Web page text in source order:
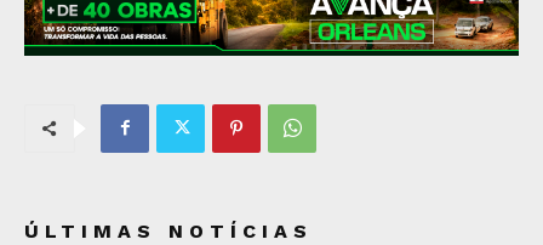
ÚLTIMAS NOTÍCIAS